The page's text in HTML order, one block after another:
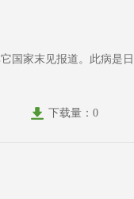
国家末见报道。此病是
下载量：0